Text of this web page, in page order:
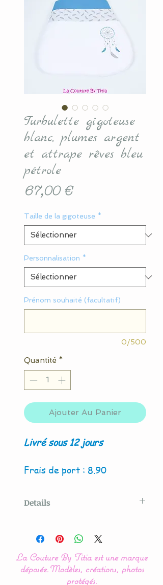
Turbulette gigoteuse
blanc, plumes argent
et attrape rêves bleu
pétrole
67,00 €Prix
Taille de la gigoteuse *
Personnalisation *
Prénom souhaité (facultatif)
0/500
Quantité *
Ajouter Au Panier
Livré sous 12 jours
Frais de port : 8.90
Details
Couture By Titia
Nos modèles de turbulette,
gigoteuse sont
La Couture By Titia est une marque
déposée.Modèles, créations, photos
protégés.